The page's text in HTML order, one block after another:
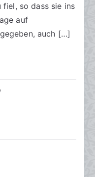
fiel, so dass sie ins
auf
auch […]